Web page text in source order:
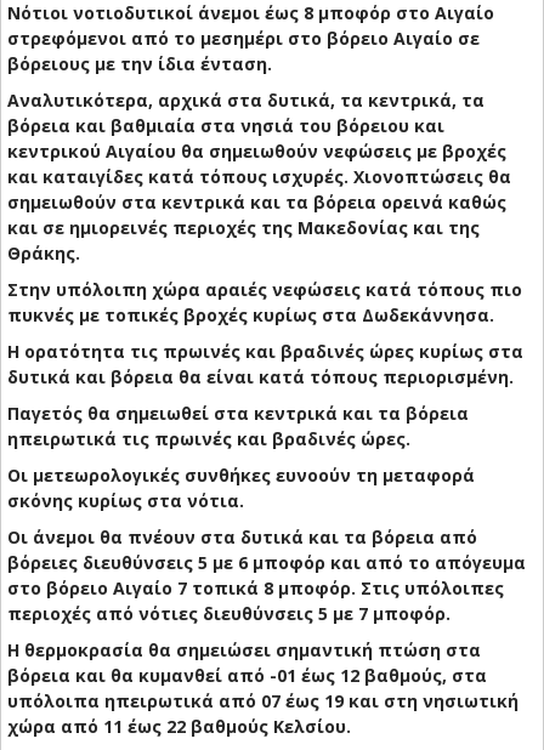
Νότιοι νοτιοδυτικοί άνεμοι έως 8 μποφόρ στο Αιγαίο
στρεφόμενοι από το μεσημέρι στο βόρειο Αιγαίο σε
βόρειους με την ίδια ένταση.
Αναλυτικότερα, αρχικά στα δυτικά, τα κεντρικά, τα
βόρεια και βαθμιαία στα νησιά του βόρειου και
κεντρικού Αιγαίου θα σημειωθούν νεφώσεις με βροχές
και καταιγίδες κατά τόπους ισχυρές. Χιονοπτώσεις θα
σημειωθούν στα κεντρικά και τα βόρεια ορεινά καθώς
και σε ημιορεινές περιοχές της Μακεδονίας και της
Θράκης.
Στην υπόλοιπη χώρα αραιές νεφώσεις κατά τόπους πιο
πυκνές με τοπικές βροχές κυρίως στα Δωδεκάννησα.
Η ορατότητα τις πρωινές και βραδινές ώρες κυρίως στα
δυτικά και βόρεια θα είναι κατά τόπους περιορισμένη.
Παγετός θα σημειωθεί στα κεντρικά και τα βόρεια
ηπειρωτικά τις πρωινές και βραδινές ώρες.
Οι μετεωρολογικές συνθήκες ευνοούν τη μεταφορά
σκόνης κυρίως στα νότια.
Οι άνεμοι θα πνέουν στα δυτικά και τα βόρεια από
βόρειες διευθύνσεις 5 με 6 μποφόρ και από το απόγευμα
στο βόρειο Αιγαίο 7 τοπικά 8 μποφόρ. Στις υπόλοιπες
περιοχές από νότιες διευθύνσεις 5 με 7 μποφόρ.
Η θερμοκρασία θα σημειώσει σημαντική πτώση στα
βόρεια και θα κυμανθεί από -01 έως 12 βαθμούς, στα
υπόλοιπα ηπειρωτικά από 07 έως 19 και στη νησιωτική
χώρα από 11 έως 22 βαθμούς Κελσίου.